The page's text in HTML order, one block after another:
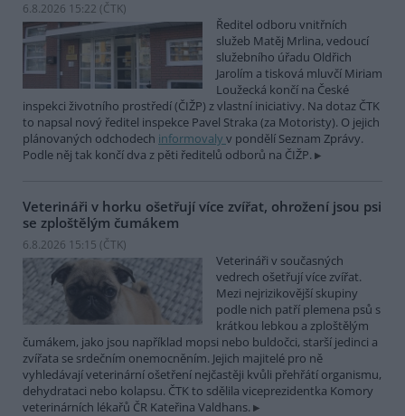
6.8.2026 15:22 (ČTK)
Ředitel odboru vnitřních
služeb Matěj Mrlina, vedoucí
služebního úřadu Oldřich
Jarolím a tisková mluvčí Miriam
Loužecká končí na České
inspekci životního prostředí (ČIŽP) z vlastní iniciativy. Na dotaz ČTK
to napsal nový ředitel inspekce Pavel Straka (za Motoristy). O jejich
plánovaných odchodech informovaly v pondělí Seznam Zprávy.
Podle něj tak končí dva z pěti ředitelů odborů na ČIŽP.
Veterináři v horku ošetřují více zvířat, ohrožení jsou psi
se zploštělým čumákem
6.8.2026 15:15 (ČTK)
Veterináři v současných
vedrech ošetřují více zvířat.
Mezi nejrizikovější skupiny
podle nich patří plemena psů s
krátkou lebkou a zploštělým
čumákem, jako jsou například mopsi nebo buldočci, starší jedinci a
zvířata se srdečním onemocněním. Jejich majitelé pro ně
vyhledávají veterinární ošetření nejčastěji kvůli přehřátí organismu,
dehydrataci nebo kolapsu. ČTK to sdělila viceprezidentka Komory
veterinárních lékařů ČR Kateřina Valdhans.